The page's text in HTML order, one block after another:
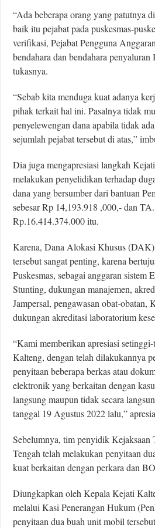
“Ada beberapa orang yang patutnya
baik itu pejabat pada puskesmas-
verifikasi, Pejabat Pengguna
bendahara dan bendahara
tukasnya.
“Sebab kita menduga kuat adanya
pihak terkait hal ini. Pasalnya tidak
penyelewengan dana apabila tidak
sejumlah pejabat tersebut di atas,”
Dia juga mengapresiasi langkah
melakukan penyelidikan terhadap
dana yang bersumber dari bantuan
sebesar Rp 14,193.918 ,000,- dan
Rp.16.414.374.000 itu.
Karena, Dana Alokasi Khusus
tersebut sangat penting, karena
Puskesmas, sebagai anggaran
Stunting, dukungan manajemen,
Jampersal, pengawasan obat-obatan,
dukungan akreditasi laboratorium
“Kami memberikan apresiasi
Kalteng, dengan telah dilakukannya
penyitaan beberapa berkas atau
elektronik yang berkaitan dengan
langsung maupun tidak secara
tanggal 19 Agustus 2022 lalu,”
Sebelumnya, tim penyidik
Tengah telah melakukan penyitaan
kuat berkaitan dengan perkara dan
Diungkapkan oleh Kepala Kejati
melalui Kasi Penerangan Hukum
penyitaan dua buah unit mobil